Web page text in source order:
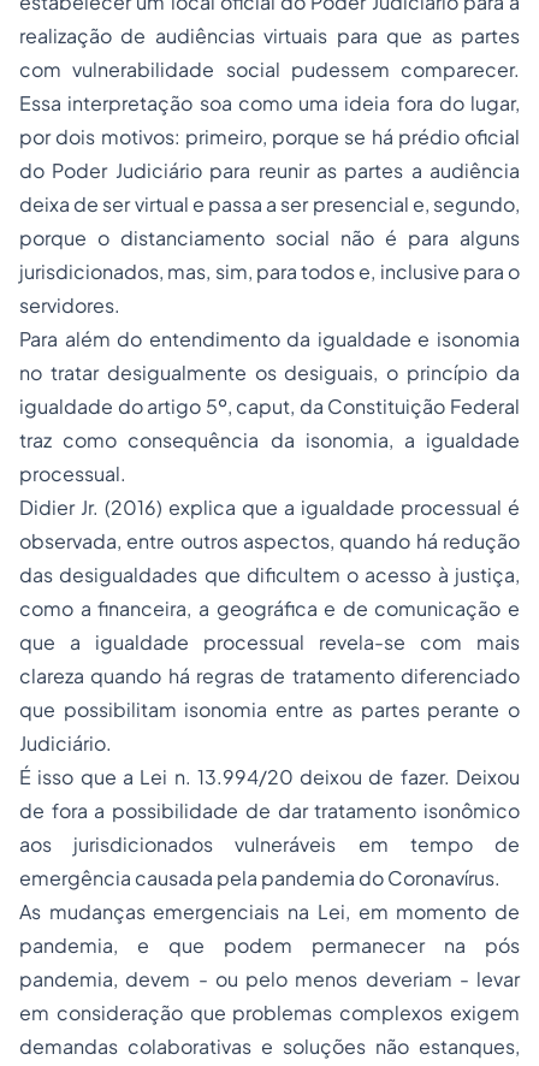
realização de audiências virtuais para que as partes
com vulnerabilidade social pudessem comparecer.
Essa interpretação soa como uma ideia fora do lugar,
por dois motivos: primeiro, porque se há prédio oficial
do Poder Judiciário para reunir as partes a audiência
deixa de ser virtual e passa a ser presencial e, segundo,
porque o distanciamento social não é para alguns
jurisdicionados, mas, sim, para todos e, inclusive para o
servidores.
Para além do entendimento da igualdade e isonomia
no tratar desigualmente os desiguais, o princípio da
igualdade do artigo 5º, caput, da Constituição Federal
traz como consequência da isonomia, a igualdade
processual.
Didier Jr. (2016) explica que a igualdade processual é
observada, entre outros aspectos, quando há redução
das desigualdades que dificultem o acesso à justiça,
como a financeira, a geográfica e de comunicação e
que a igualdade processual revela-se com mais
clareza quando há regras de tratamento diferenciado
que possibilitam isonomia entre as partes perante o
Judiciário.
É isso que a Lei n. 13.994/20 deixou de fazer. Deixou
de fora a possibilidade de dar tratamento isonômico
aos jurisdicionados vulneráveis em tempo de
emergência causada pela pandemia do Coronavírus.
As mudanças emergenciais na Lei, em momento de
pandemia, e que podem permanecer na pós
pandemia, devem - ou pelo menos deveriam - levar
em consideração que problemas complexos exigem
demandas colaborativas e soluções não estanques,